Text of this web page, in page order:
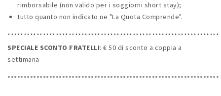
rimborsabile (non valido per i soggiorni short stay);
tutto quanto non indicato ne "La Quota Comprende".
******************************************************************
SPECIALE SCONTO FRATELLI: € 50 di sconto a coppia a
settimana
******************************************************************